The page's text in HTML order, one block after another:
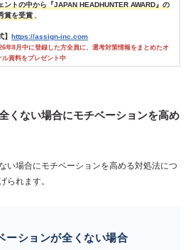
ントの中から『JAPAN HEADHUNTER AWARD』の
賞を受賞 。
】https://assign-inc.com
年8月中に登録した方全員に、選考対策情報をまとめたオ
ル資料をプレゼント中
くない場合にモチベーションを高め
い場合にモチベーションを高める対処法につ
られます。
ーションが全くない場合